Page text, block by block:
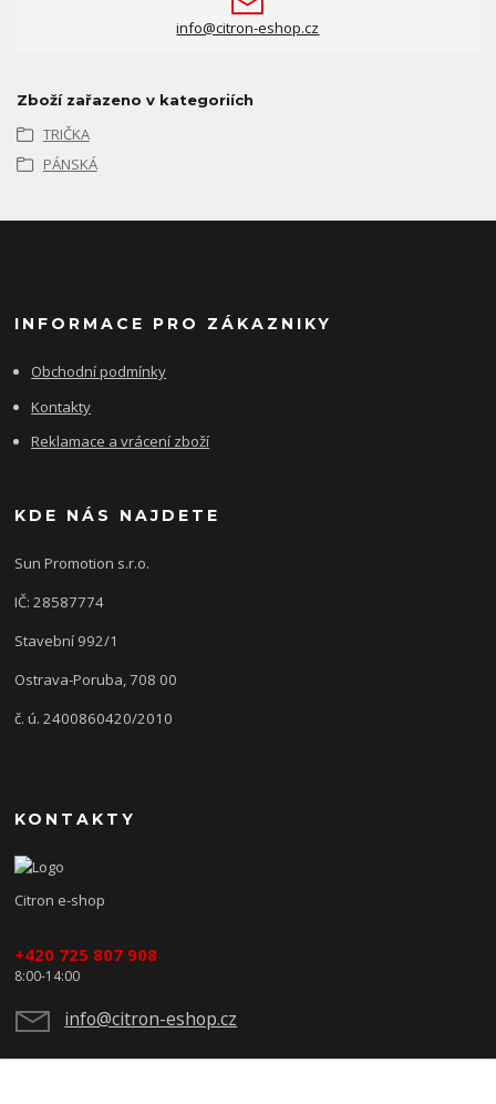
info@citron-eshop.cz
Zboží zařazeno v kategoriích
TRIČKA
PÁNSKÁ
INFORMACE PRO ZÁKAZNIKY
Obchodní podmínky
Kontakty
Reklamace a vrácení zboží
KDE NÁS NAJDETE
Sun Promotion s.r.o.
IČ: 28587774
Stavební 992/1
Ostrava-Poruba, 708 00
č. ú. 2400860420/2010
KONTAKTY
Citron e-shop
+420 725 807 908
8:00-14:00
info@citron-eshop.cz